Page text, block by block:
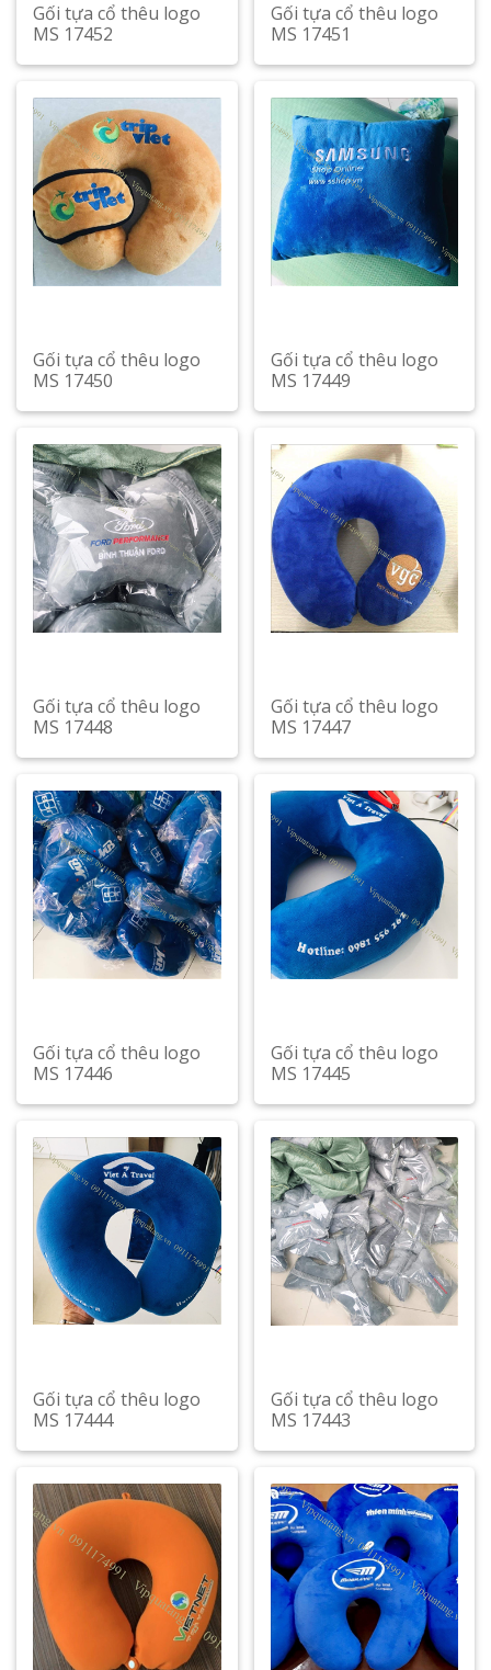
Gối tựa cổ thêu logo
MS 17452
Gối tựa cổ thêu logo
MS 17451
Gối tựa cổ thêu logo
MS 17450
Gối tựa cổ thêu logo
MS 17449
Gối tựa cổ thêu logo
MS 17448
Gối tựa cổ thêu logo
MS 17447
Gối tựa cổ thêu logo
MS 17446
Gối tựa cổ thêu logo
MS 17445
Gối tựa cổ thêu logo
MS 17444
Gối tựa cổ thêu logo
MS 17443